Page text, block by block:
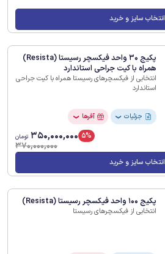
انتخاب سایز و خرید
پکیج 30 واحد فیکسچر رسیستا (Resista)
همراه با کیت جراحی استاندارد
انتخابی از فیکسچرهای رسیستا همراه با کیت جراحی
استاندارد
جزئیات ❯ آفرها ❯
5%
350,000,000 تومان
370,000,000
انتخاب سایز و خرید
پکیج 100 واحد فیکسچر رسیستا (Resista)
انتخابی از فیکسچرهای رسیستا